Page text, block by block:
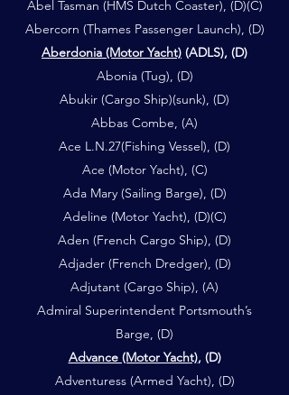
Abel Tasman (HMS Dutch Coaster), (D)(C)
Abercorn (Thames Passenger Launch), (D)
Aberdonia (Motor Yacht) (ADLS), (D)
Abonia (Tug), (D)
Abukir (Cargo Ship)(sunk), (D)
Abbas Combe, (A)
Ace L.N.27(Fishing Vessel), (D)
Ace (Motor Yacht), (C)
Ada Mary (Sailing Barge), (D)
Adeline (Motor Yacht), (D)(C)
Aden (French Cargo Ship), (D)
Adjader (French Dredger), (D)
Adjutant (Cargo Ship), (A)
Admiral Superintendent Portsmouth’s
Barge, (D)
Advance (Motor Yacht), (D)
Adventuress (Armed Yacht), (D)